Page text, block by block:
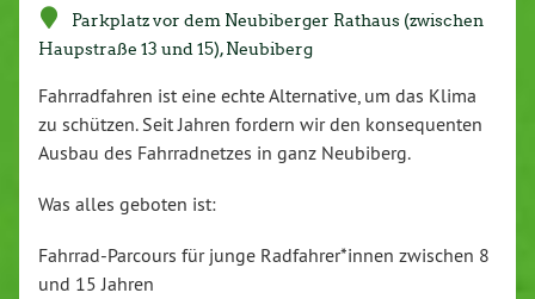
Parkplatz vor dem Neu­bi­ber­ger Rathaus (zwischen
Haup­stra­ße 13 und 15), Neubiberg
Fahr­rad­fah­ren ist eine echte Al­ter­na­ti­ve, um das Klima
zu schützen. Seit Jahren fordern wir den kon­se­quen­ten
Ausbau des Fahr­rad­net­zes in ganz Neubiberg.
Was alles geboten ist:
Fahr­rad-Par­cours für junge Radfahrer*innen zwischen 8
und 15 Jahren